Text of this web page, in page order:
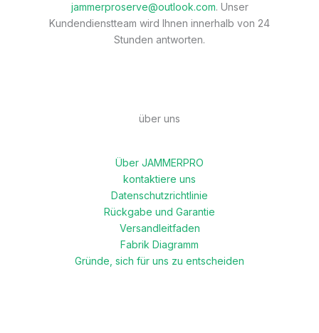
jammerproserve@outlook.com. Unser
Kundendienstteam wird Ihnen innerhalb von 24
Stunden antworten.
über uns
Über JAMMERPRO
kontaktiere uns
Datenschutzrichtlinie
Rückgabe und Garantie
Versandleitfaden
Fabrik Diagramm
Gründe, sich für uns zu entscheiden